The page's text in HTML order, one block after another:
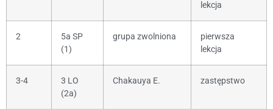
lekcja
2
5a SP
(1)
grupa zwolniona
pierwsza
lekcja
3-4
3 LO
(2a)
Chakauya E. zastępstwo